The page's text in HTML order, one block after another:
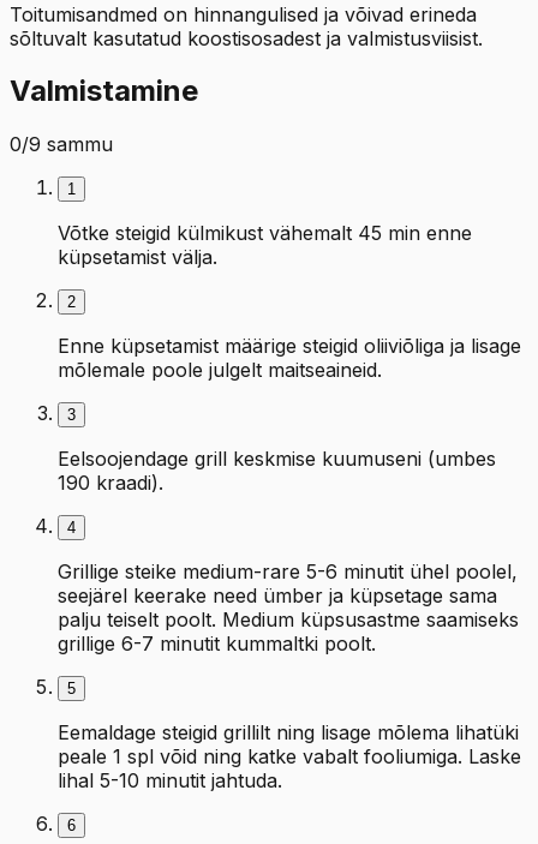
Toitumisandmed on hinnangulised ja võivad erineda
sõltuvalt kasutatud koostisosadest ja valmistusviisist.
Valmistamine
0/9 sammu
1
Võtke steigid külmikust vähemalt 45 min enne
küpsetamist välja.
2
Enne küpsetamist määrige steigid oliiviõliga ja lisage
mõlemale poole julgelt maitseaineid.
3
Eelsoojendage grill keskmise kuumuseni (umbes
190 kraadi).
4
Grillige steike medium-rare 5-6 minutit ühel poolel,
seejärel keerake need ümber ja küpsetage sama
palju teiselt poolt. Medium küpsusastme saamiseks
grillige 6-7 minutit kummaltki poolt.
5
Eemaldage steigid grillilt ning lisage mõlema lihatüki
peale 1 spl võid ning katke vabalt fooliumiga. Laske
lihal 5-10 minutit jahtuda.
6